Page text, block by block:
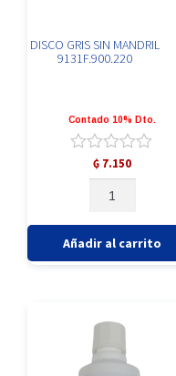
DISCO GRIS SIN MANDRIL
9131F.900.220
Contado 10% Dto.
Valorado
con
5
₲ 7.150
GRIS
SIN
MANDRIL
9131F.900.220
Añadir al carrito